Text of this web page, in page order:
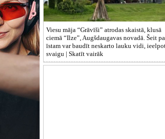
Viesu māja “Grāvīši” atrodas skaistā, klusā
ciemā “Ilze”, Augšdaugavas novadā. Šeit pa
īstam var baudīt neskarto lauku vidi,
svaigu | Skatīt vairāk